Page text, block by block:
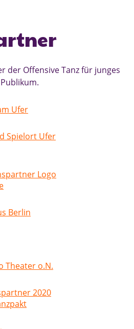
der Offensive Tanz für junges
Publikum.